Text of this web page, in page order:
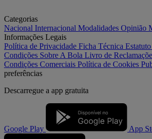
Categorias
Nacional Internacional Modalidades Opinião
Informações Legais
Política de Privacidade Ficha Técnica
Condições Sobre A Bola Livro de
Condições Comerciais Política de Cookies
preferências
Descarregue a app gratuita
Google Play App